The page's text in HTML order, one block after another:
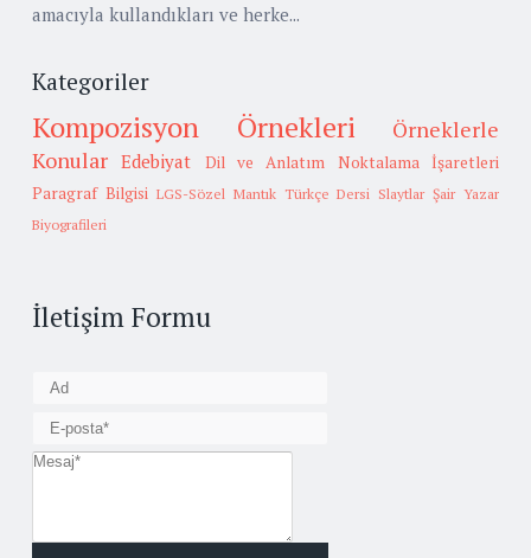
amacıyla kullandıkları ve herke...
Kategoriler
Kompozisyon Örnekleri
Örneklerle
Konular Edebiyat Dil ve Anlatım
Noktalama İşaretleri
Paragraf Bilgisi LGS-Sözel Mantık Türkçe Dersi Slaytlar Şair Yazar
Biyografileri
İletişim Formu